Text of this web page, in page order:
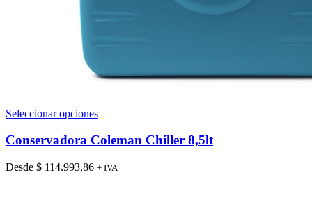
Seleccionar opcionesEste
tiene
variantes.
Conservadora Coleman Chiller 8,5lt
Desde $ 114.993,86 + IVA